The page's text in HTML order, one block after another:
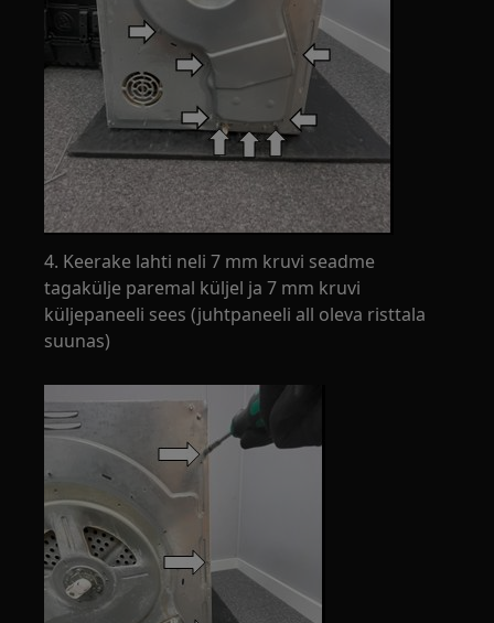
4. Keerake lahti neli 7 mm kruvi seadme
tagakülje paremal küljel ja 7 mm kruvi
küljepaneeli sees (juhtpaneeli all oleva risttala
suunas)